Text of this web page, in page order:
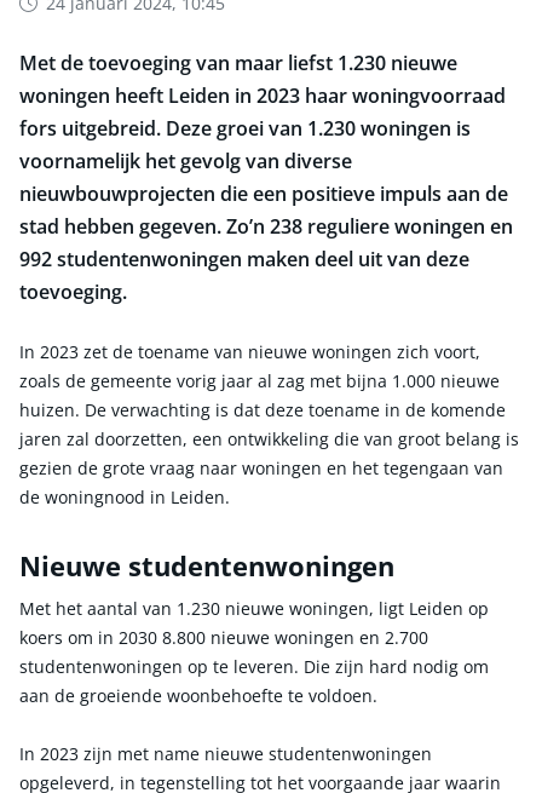
Met de toevoeging van maar liefst 1.230 nieuwe
woningen heeft Leiden in 2023 haar woningvoorraad
fors uitgebreid. Deze groei van 1.230 woningen is
voornamelijk het gevolg van diverse
nieuwbouwprojecten die een positieve impuls aan de
stad hebben gegeven. Zo’n 238 reguliere woningen en
992 studentenwoningen maken deel uit van deze
toevoeging.
In 2023 zet de toename van nieuwe woningen zich voort,
zoals de gemeente vorig jaar al zag met bijna 1.000 nieuwe
huizen. De verwachting is dat deze toename in de komende
jaren zal doorzetten, een ontwikkeling die van groot belang is
gezien de grote vraag naar woningen en het tegengaan van
de woningnood in Leiden.
Nieuwe studentenwoningen
Met het aantal van 1.230 nieuwe woningen, ligt Leiden op
koers om in 2030 8.800 nieuwe woningen en 2.700
studentenwoningen op te leveren. Die zijn hard nodig om
aan de groeiende woonbehoefte te voldoen.
In 2023 zijn met name nieuwe studentenwoningen
opgeleverd, in tegenstelling tot het voorgaande jaar waarin